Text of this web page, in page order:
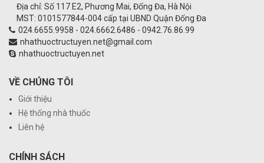
Địa chỉ: Số 117 E2, Phương Mai, Đống Đa, Hà Nội
MST: 0101577844-004 cấp tại UBND Quận Đống Đa
024.6655.9958 - 024.6662.6486 - 0942.76.86.99
nhathuoctructuyen.net@gmail.com
nhathuoctructuyen.net
VỀ CHÚNG TÔI
Giới thiệu
Hệ thống nhà thuốc
Liên hệ
CHÍNH SÁCH